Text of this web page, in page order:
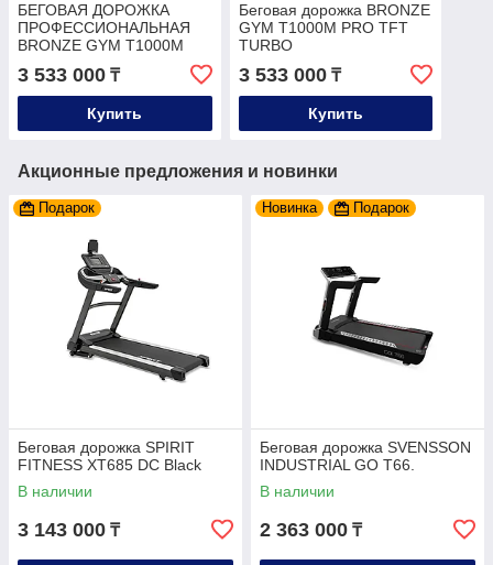
БЕГОВАЯ ДОРОЖКА
ПРОФЕССИОНАЛЬНАЯ
BRONZE GYM T1000M
PRO TFT TURBO (NEW)
3 533 000 ₸
Купить
Беговая дорожка BRONZE
GYM T1000M PRO TFT
TURBO
3 533 000₸
Купить
Акционные предложения и новинки
Подарок
Беговая дорожка SPIRIT
FITNESS XT685 DC Black
В наличии
3 143 000 ₸
Новинка Подарок
Беговая дорожка SVENSSON
INDUSTRIAL GO T66.
В наличии
2 363 000 ₸